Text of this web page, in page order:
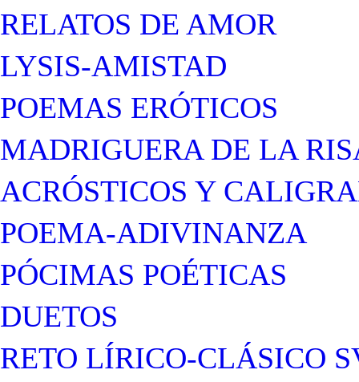
RELATOS DE AMOR
LYSIS-AMISTAD
POEMAS ERÓTICOS
MADRIGUERA DE LA
ACRÓSTICOS Y
POEMA-ADIVINANZA
PÓCIMAS POÉTICAS
DUETOS
RETO LÍRICO-CLÁSICO